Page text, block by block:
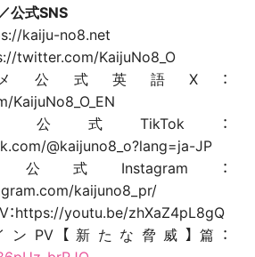
公式SNS
kaiju-no8.net
twitter.com/KaijuNo8_O
公式英語X：
式TikTok：
@kaijuno8_o?lang=ja-JP
Instagram：
kaijuno8_pr/
：https://youtu.be/zhXaZ4pL8gQ
PV【新たな脅威】篇：